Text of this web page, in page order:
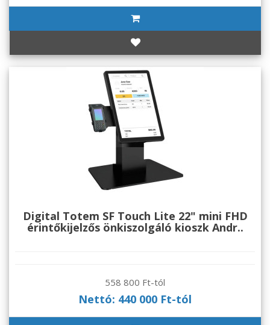
Digital Totem SF Touch Lite 22" mini FHD
érintőkijelzős önkiszolgáló kioszk Andr..
558 800 Ft-tól
Nettó: 440 000 Ft-tól